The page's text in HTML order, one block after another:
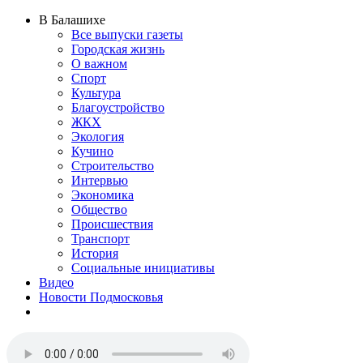
В Балашихе
Все выпуски газеты
Городская жизнь
О важном
Спорт
Культура
Благоустройство
ЖКХ
Экология
Кучино
Строительство
Интервью
Экономика
Общество
Происшествия
Транспорт
История
Социальные инициативы
Видео
Новости Подмосковья